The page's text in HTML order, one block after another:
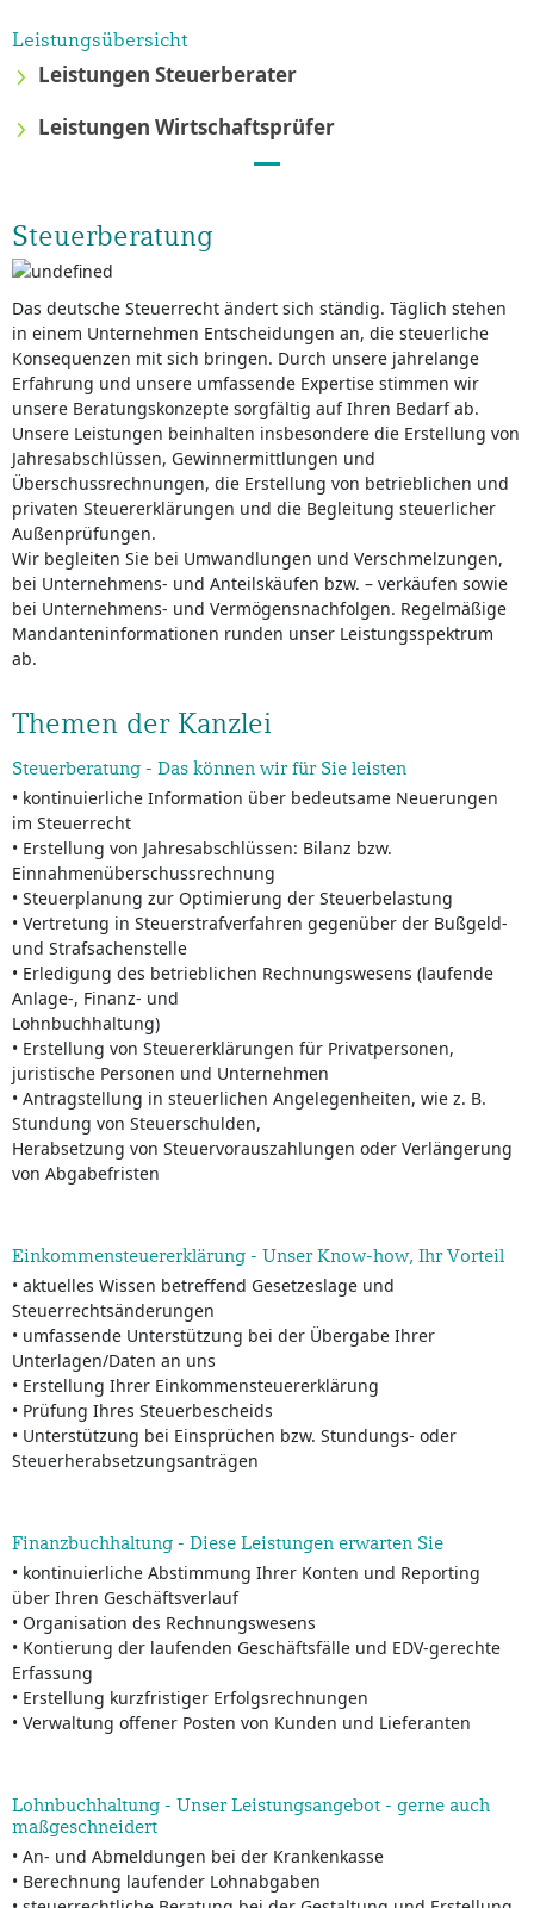
Leistungsübersicht
Leistungen Steuerberater
Leistungen Wirtschaftsprüfer
Steuerberatung
Das deutsche Steuerrecht ändert sich ständig. Täglich stehen
in einem Unternehmen Entscheidungen an, die steuerliche
Konsequenzen mit sich bringen. Durch unsere jahrelange
Erfahrung und unsere umfassende Expertise stimmen wir
unsere Beratungskonzepte sorgfältig auf Ihren Bedarf ab.
Unsere Leistungen beinhalten insbesondere die Erstellung von
Jahresabschlüssen, Gewinnermittlungen und
Überschussrechnungen, die Erstellung von betrieblichen und
privaten Steuererklärungen und die Begleitung steuerlicher
Außenprüfungen.
Wir begleiten Sie bei Umwandlungen und Verschmelzungen,
bei Unternehmens- und Anteilskäufen bzw. – verkäufen sowie
bei Unternehmens- und Vermögensnachfolgen. Regelmäßige
Mandanteninformationen runden unser Leistungsspektrum
ab.
Themen der Kanzlei
Steuerberatung - Das können wir für Sie leisten
• kontinuierliche Information über bedeutsame Neuerungen
im Steuerrecht
• Erstellung von Jahresabschlüssen: Bilanz bzw.
Einnahmenüberschussrechnung
• Steuerplanung zur Optimierung der Steuerbelastung
• Vertretung in Steuerstrafverfahren gegenüber der Bußgeld-
und Strafsachenstelle
• Erledigung des betrieblichen Rechnungswesens (laufende
Anlage-, Finanz- und
Lohnbuchhaltung)
• Erstellung von Steuererklärungen für Privatpersonen,
juristische Personen und Unternehmen
• Antragstellung in steuerlichen Angelegenheiten, wie z. B.
Stundung von Steuerschulden,
Herabsetzung von Steuervorauszahlungen oder Verlängerung
von Abgabefristen
Einkommensteuererklärung - Unser Know-how, Ihr Vorteil
• aktuelles Wissen betreffend Gesetzeslage und
Steuerrechtsänderungen
• umfassende Unterstützung bei der Übergabe Ihrer
Unterlagen/Daten an uns
• Erstellung Ihrer Einkommensteuererklärung
• Prüfung Ihres Steuerbescheids
• Unterstützung bei Einsprüchen bzw. Stundungs- oder
Steuerherabsetzungsanträgen
Finanzbuchhaltung - Diese Leistungen erwarten Sie
• kontinuierliche Abstimmung Ihrer Konten und Reporting
über Ihren Geschäftsverlauf
• Organisation des Rechnungswesens
• Kontierung der laufenden Geschäftsfälle und EDV-gerechte
Erfassung
• Erstellung kurzfristiger Erfolgsrechnungen
• Verwaltung offener Posten von Kunden und Lieferanten
Lohnbuchhaltung - Unser Leistungsangebot - gerne auch
maßgeschneidert
• An- und Abmeldungen bei der Krankenkasse
• Berechnung laufender Lohnabgaben